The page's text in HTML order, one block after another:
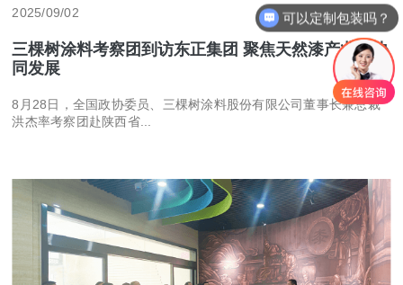
2025/09/02
三棵树涂料考察团到访东正集团 聚焦天然漆产业链协
同发展
8月28日，全国政协委员、三棵树涂料股份有限公司董事长兼总裁
洪杰率考察团赴陕西省...
可以定制包装吗？